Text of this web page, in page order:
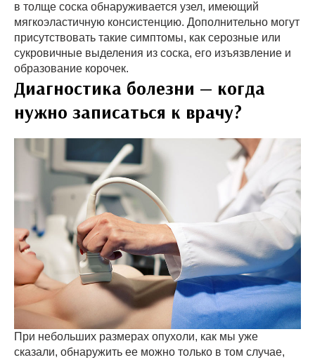
в толще соска обнаруживается узел, имеющий
мягкоэластичную консистенцию. Дополнительно могут
присутствовать такие симптомы, как серозные или
сукровичные выделения из соска, его изъязвление и
образование корочек.
Диагностика болезни — когда
нужно записаться к врачу?
При небольших размерах опухоли, как мы уже
сказали, обнаружить ее можно только в том случае,